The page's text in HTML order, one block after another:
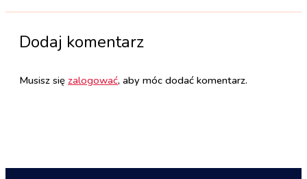
Dodaj komentarz
Musisz się zalogować, aby móc dodać komentarz.